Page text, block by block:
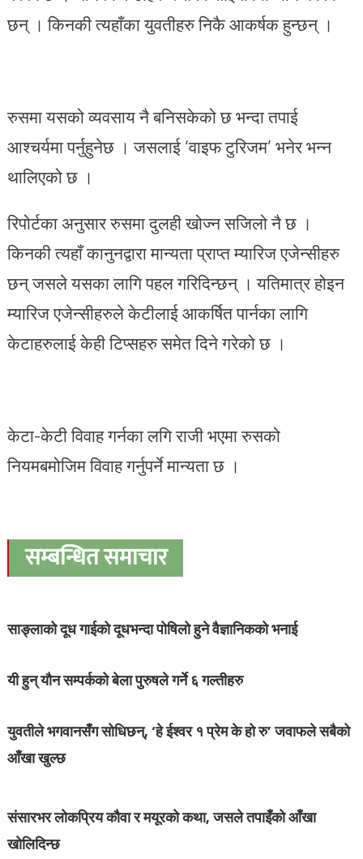
छन् । किनकी त्यहाँका युवतीहरु निकै आकर्षक हुन्छन् ।
रुसमा यसको व्यवसाय नै बनिसकेको छ भन्दा तपाई
आश्चर्यमा पर्नुहुनेछ । जसलाई ‘वाइफ टुरिजम’ भनेर भन्न
थालिएको छ ।
रिपोर्टका अनुसार रुसमा दुलही खोज्न सजिलो नै छ ।
किनकी त्यहाँ कानुनद्वारा मान्यता प्राप्त म्यारिज एजेन्सीहरु
छन् जसले यसका लागि पहल गरिदिन्छन् । यतिमात्र होइन
म्यारिज एजेन्सीहरुले केटीलाई आकर्षित पार्नका लागि
केटाहरुलाई केही टिप्सहरु समेत दिने गरेको छ ।
केटा-केटी विवाह गर्नका लगि राजी भएमा रुसको
नियमबमोजिम विवाह गर्नुपर्ने मान्यता छ ।
सम्बन्धित समाचार
साङ्लाको दूध गाईको दूधभन्दा पोषिलो हुने वैज्ञानिकको भनाई
यी हुन् यौन सम्पर्कको बेला पुरुषले गर्ने ६ गल्तीहरु
युवतीले भगवानसँग सोधिछन्, ‘हे ईश्वर १ प्रेम के हो रु’ जवाफले सबैको
आँखा खुल्छ
संसारभर लोकप्रिय कौवा र मयूरको कथा, जसले तपाइँको आँखा
खोलिदिन्छ